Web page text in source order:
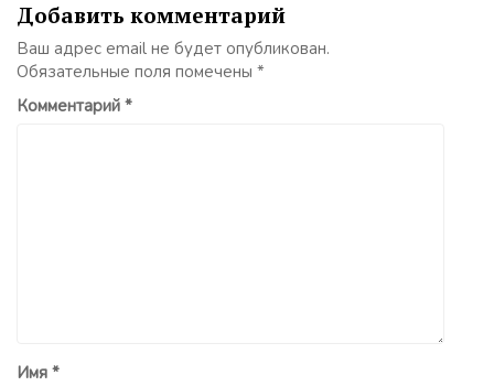
Добавить комментарий
Ваш адрес email не будет опубликован.
Обязательные поля помечены *
Комментарий *
Имя *